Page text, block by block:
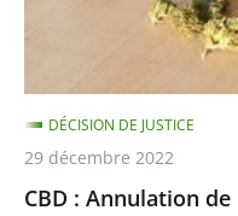
fleurs
et
feuilles
de
CBD : Annulation
DÉCISION DE JUSTICE
29 décembre 2022